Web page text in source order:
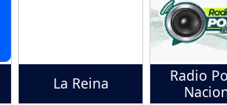
La Reina
Radio